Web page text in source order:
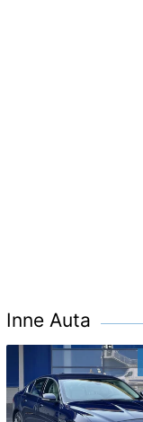
Inne Auta